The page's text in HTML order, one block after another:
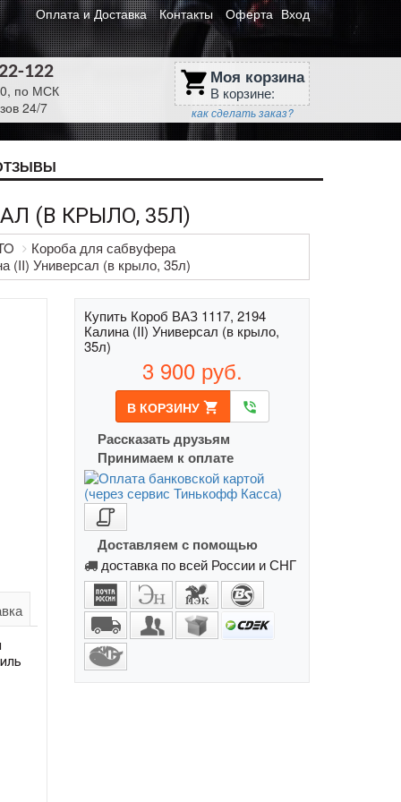
Оплата и Доставка Контакты Оферта Вход
122
по МСК
24/7
shopping_cart Моя корзина
В корзине:
как сделать заказ?
(В КРЫЛО, 35Л)
Короба для сабвуфера
(II) Универсал (в крыло, 35л)
Купить Короб ВАЗ 1117, 2194
Калина (II) Универсал (в крыло,
35л)
3 900 руб.
В КОРЗИНУ shopping_cart phone_in_talk
Рассказать друзьям
Принимаем к оплате
Доставляем с помощью
доставка по всей России и СНГ